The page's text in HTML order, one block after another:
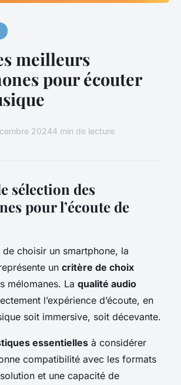
meilleurs
pour écouter
20244 min de lecture
sélection des
pour l’écoute de
de choisir un smartphone, la
un critère de choix
mélomanes. La qualité audio
l’expérience d’écoute, en
soit immersive, soit décevante.
essentielles à considérer
compatibilité avec les formats
et une capacité de